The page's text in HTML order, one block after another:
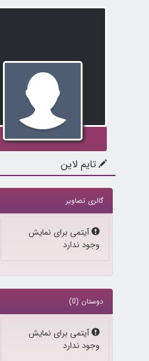
تایم لاین
گالری تصاویر
پیام:
آیتمی برای نمایش
وجود ندارد
دوستان (0)
پیام:
آیتمی برای نمایش
وجود ندارد